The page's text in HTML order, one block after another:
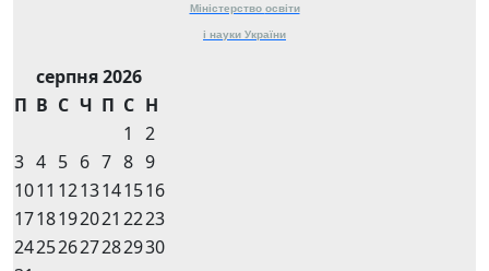
Міністерство освіти
і науки України
серпня 2026
П В С Ч П С Н
1
2
3 4 5 6 7 8 9
1011 1213141516
1718192021 2223
24252627282930